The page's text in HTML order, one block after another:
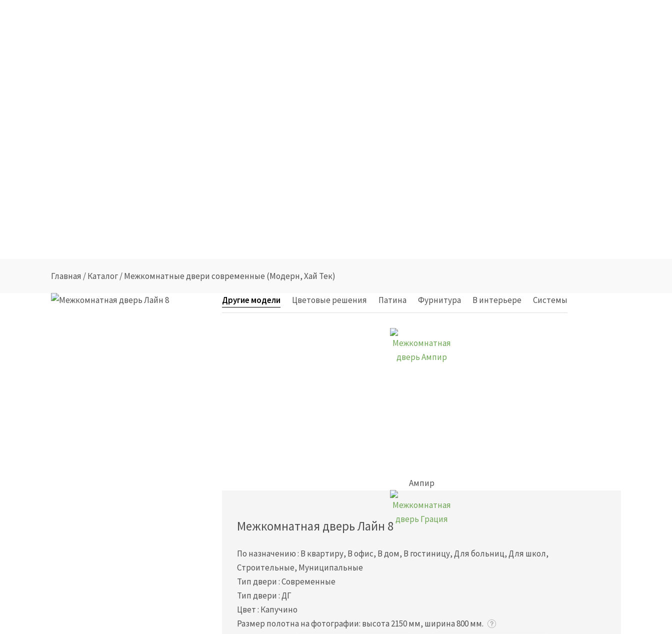
Главная /Каталог/Межкомнатные двери современные (Модерн, Хай Тек)
Ампир
Межкомнатная дверьЛайн 8
По назначению: В квартиру, В офис, В дом, В гостиницу, Для больниц, Для школ,
Строительные, Муниципальные
Тип двери :Современные
Тип двери :ДГ
Цвет: Капучино
Размер полотна на фотографии: высота 2150 мм, ширина 800 мм.
Другие модели Цветовые решения Патина Фурнитура В интерьере Cистемы